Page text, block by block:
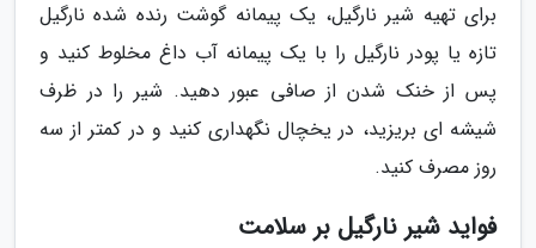
برای تهیه شیر نارگیل، یک پیمانه گوشت رنده شده نارگیل
تازه یا پودر نارگیل را با یک پیمانه آب داغ مخلوط کنید و
پس از خنک شدن از صافی عبور دهید. شیر را در ظرف
شیشه ای بریزید، در یخچال نگهداری کنید و در کمتر از سه
روز مصرف کنید.
فواید شیر نارگیل بر سلامت